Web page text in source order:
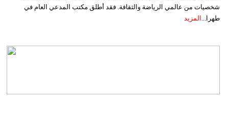
شخصيات من عالمي الرياضة والثقافة. فقد أطلق مكتب المدعي العام في
طهرا... المزيد